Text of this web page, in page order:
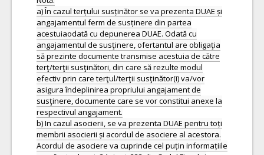
a) În cazul terțului susținător se va prezenta DUAE și
angajamentul ferm de susținere din partea
acestuiaodată cu depunerea DUAE. Odată cu
angajamentul de susţinere, ofertantul are obligaţia
să prezinte documente transmise acestuia de către
terţ/terţii susţinători, din care să rezulte modul
efectiv prin care terţul/terţii susţinător(i) va/vor
asigura îndeplinirea propriului angajament de
susţinere, documente care se vor constitui anexe la
respectivul angajament.
b) In cazul asocierii, se va prezenta DUAE pentru toți
membrii asocierii și acordul de asociere al acestora.
Acordul de asociere va cuprinde cel puțin informațiile